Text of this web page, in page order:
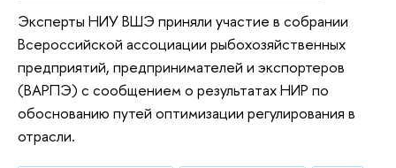
Эксперты НИУ ВШЭ приняли участие в собрании
Всероссийской ассоциации рыбохозяйственных
предприятий, предпринимателей и экспортеров
(ВАРПЭ) с сообщением о результатах НИР по
обоснованию путей оптимизации регулирования в
отрасли.